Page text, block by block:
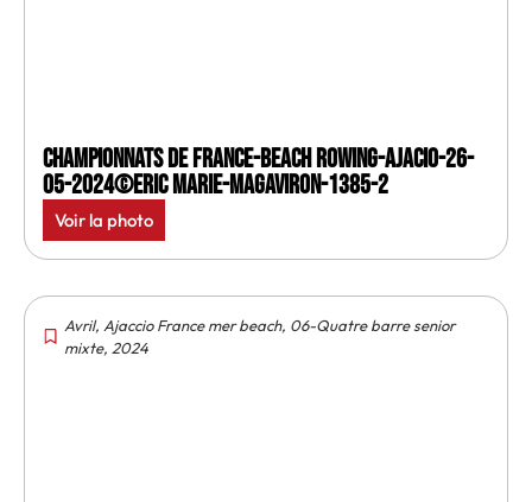
Championnats de France-Beach rowing-Ajacio-26-
05-2024©Eric Marie-MagAviron-1385-2
Voir la photo
Avril, Ajaccio France mer beach, 06-Quatre barre senior
mixte, 2024